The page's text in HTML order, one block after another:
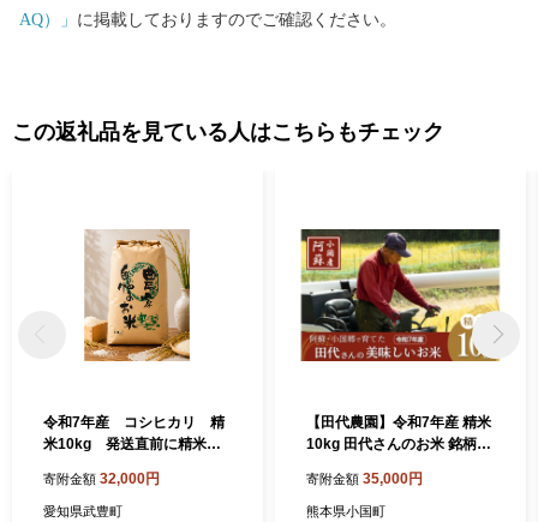
AQ）」 に掲載しておりますのでご確認ください。
この返礼品を見ている人はこちらもチェック
令和7年産 コシヒカリ 精
米10kg 発送直前に精米い
おこめ ごはん 炊き立て ほか
ほか 冷めてもおいしい こし
寄附金額 32,000円
愛知県武豊町
【田代農園】令和7年産 精米
10kg 田代さんのお米 銘柄お
り こしひかり 産直 ノンブレ
ンド米 単一原料 お米 白米 精
寄附金額 35,000円
熊本県小国町